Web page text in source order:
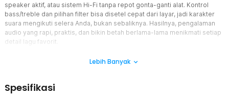
speaker aktif, atau sistem Hi-Fi tanpa repot gonta-ganti alat. Kontrol
bass/treble dan pilihan filter bisa disetel cepat dari layar, jadi karakter
suara mengikuti selera Anda, bukan sebaliknya. Hasilnya, pengalaman
audio yang rapi, praktis, dan bikin betah berlama-lama menikmati setiap
detail lagu favorit.
ZH3 bekerja luwes sebagai DAC, amplifier, maupun preamplifier.
Lebih Banyak
Spesifikasi